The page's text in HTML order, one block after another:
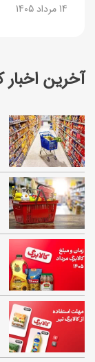
آخرین اخبار
14 مرداد 1405